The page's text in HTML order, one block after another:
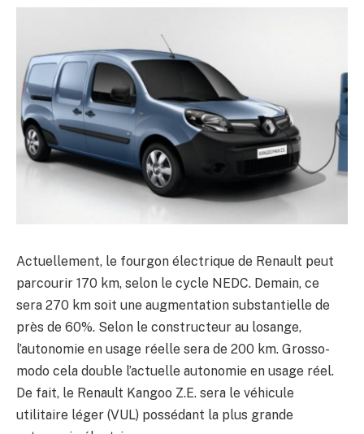
Actuellement, le fourgon électrique de Renault peut
parcourir 170 km, selon le cycle NEDC. Demain, ce
sera 270 km soit une augmentation substantielle de
près de 60%. Selon le constructeur au losange,
l’autonomie en usage réelle sera de 200 km. Grosso-
modo cela double l’actuelle autonomie en usage réel.
De fait, le Renault Kangoo Z.E. sera le véhicule
utilitaire léger (VUL) possédant la plus grande